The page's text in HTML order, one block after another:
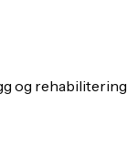
og rehabilitering